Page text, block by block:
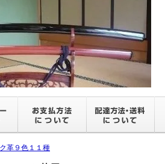
革９色１１種